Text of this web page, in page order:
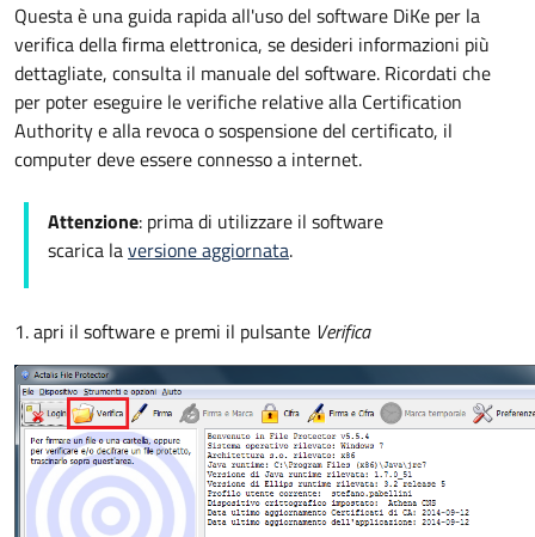
Questa è una guida rapida all'uso del software DiKe per la
verifica della firma elettronica, se desideri informazioni più
dettagliate, consulta il manuale del software. Ricordati che
per poter eseguire le verifiche relative alla Certification
Authority e alla revoca o sospensione del certificato, il
computer deve essere connesso a internet.
Attenzione: prima di utilizzare il software
scarica laversione aggiornata.
1. apri il software e premi il pulsante Verifica